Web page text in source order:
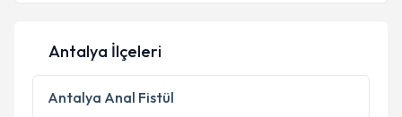
Kişisel verilerimin işlenmesine ilişkinAydınlatma
Metni
'ni okudum ve kişisel verilerimin belirtilen
kapsamda işlenmesini kabul ediyorum.
Antalya İlçeleri
Antalya Anal Fistül